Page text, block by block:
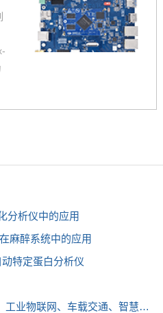
分析仪中的应用
麻醉系统中的应用
特定蛋白分析仪
工业物联网、车载交通、智慧城